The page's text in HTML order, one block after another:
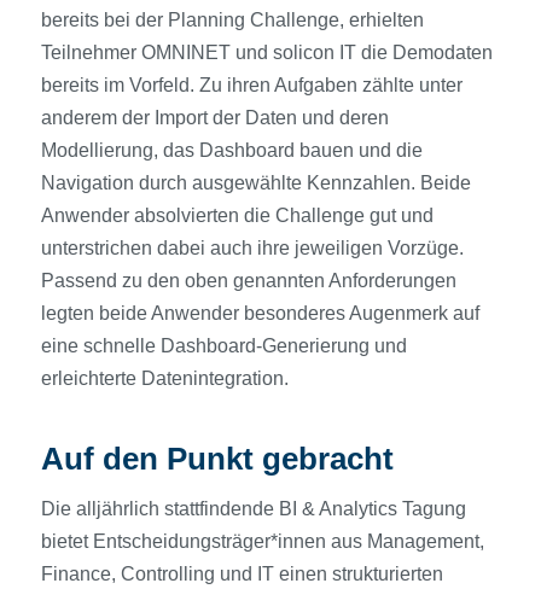
bereits bei der Planning Challenge, erhielten
Teilnehmer OMNINET und solicon IT die Demodaten
bereits im Vorfeld. Zu ihren Aufgaben zählte unter
anderem der Import der Daten und deren
Modellierung, das Dashboard bauen und die
Navigation durch ausgewählte Kennzahlen. Beide
Anwender absolvierten die Challenge gut und
unterstrichen dabei auch ihre jeweiligen Vorzüge.
Passend zu den oben genannten Anforderungen
legten beide Anwender besonderes Augenmerk auf
eine schnelle Dashboard-Generierung und
erleichterte Datenintegration.
Auf den Punkt gebracht
Die alljährlich stattfindende BI & Analytics Tagung
bietet Entscheidungsträger*innen aus Management,
Finance, Controlling und IT einen strukturierten